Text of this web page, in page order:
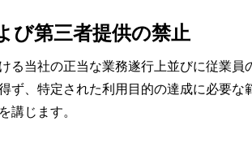
び第三者提供の禁止
る当社の正当な業務遂行上並びに従業
ず、特定された利用目的の達成に必要
講じます。